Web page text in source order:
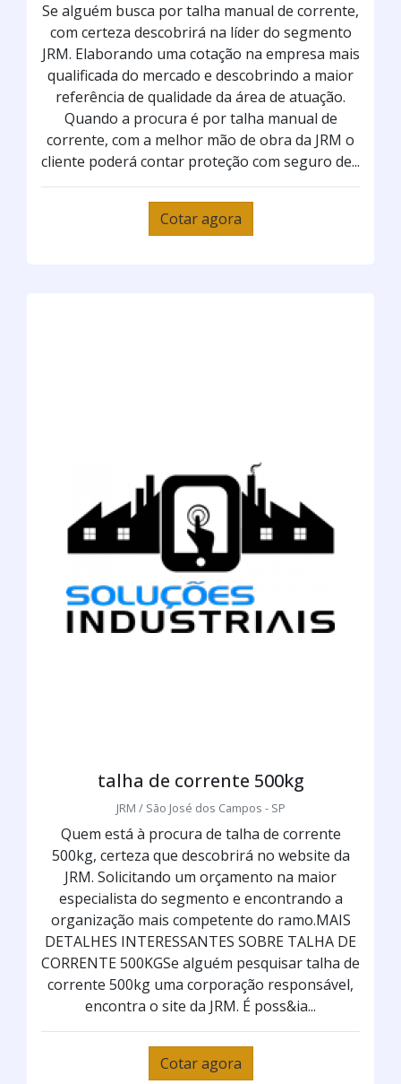
Se alguém busca por talha manual de corrente,
com certeza descobrirá na líder do segmento
JRM. Elaborando uma cotação na empresa mais
qualificada do mercado e descobrindo a maior
referência de qualidade da área de atuação.
Quando a procura é por talha manual de
corrente, com a melhor mão de obra da JRM o
cliente poderá contar proteção com seguro de...
Cotar agora
talha de corrente 500kg
JRM / São José dos Campos - SP
Quem está à procura de talha de corrente
500kg, certeza que descobrirá no website da
JRM. Solicitando um orçamento na maior
especialista do segmento e encontrando a
organização mais competente do ramo.MAIS
DETALHES INTERESSANTES SOBRE TALHA DE
CORRENTE 500KGSe alguém pesquisar talha de
corrente 500kg uma corporação responsável,
encontra o site da JRM. É poss&ia...
Cotar agora